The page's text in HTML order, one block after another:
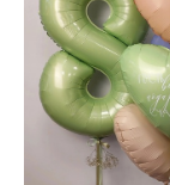
По любым
заказа